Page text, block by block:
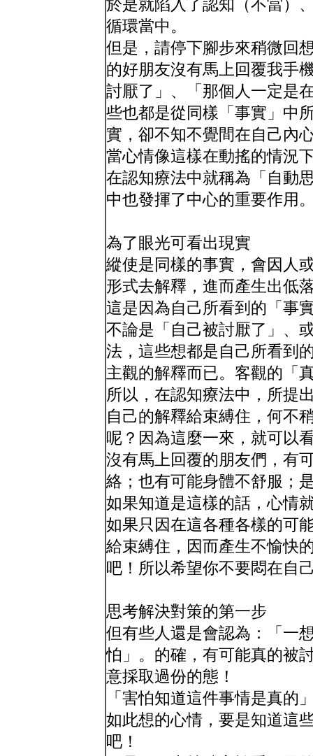
於是就陷入了認知（不當）
循環當中。
但是，請停下腳步來稍微回
的好朋友沒有馬上回覆我手
討厭了」、「那個人一定是
些也都是從同樣「事實」中
實，卻不知不覺間在自己內
當心情像這樣在動搖的情況
在認知療法中就稱為「自動
中也發揮了中心的重要作用
為了眼光可看出現實
縱使是同樣的事實，會因人
形式去解釋，進而產生出低
這是因為自己所看到的「事
不論是「自己被討厭了」、
法，這些想都是自己所看到
主觀的解釋而已。客觀的「
所以，在認知療法中，所提
自己的解釋給束縛住，何不
呢？因為這麼一來，就可以
沒有馬上回覆的朋友們，有
絡；也有可能身體不舒服；
如果知道是這樣的話，心情
如果只因在這各種各樣的可
給束縛住，因而產生不愉快
吧！所以希望你不要悶在自
思考解決對策的第一步
但有些人還是會認為：「一
怕」。的確，有可能真的被
意採取過份的態！
「害怕知道這件事情是真的
如此想的心情，要是知道這
吧！